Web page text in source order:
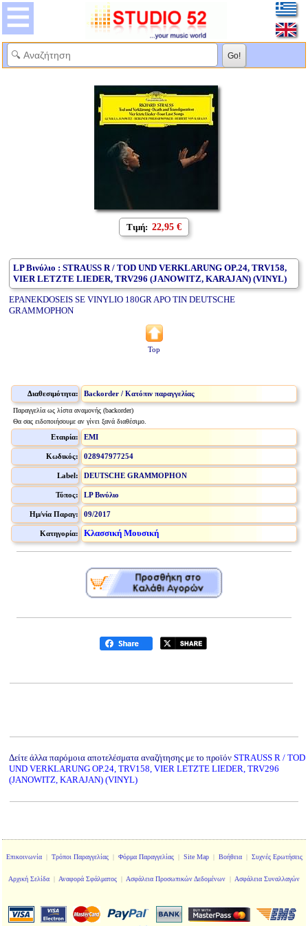
Τιμή: 22,95 €
LP Βινύλιο : STRAUSS R / TOD UND VERKLARUNG OP.24, TRV158,
VIER LETZTE LIEDER, TRV296 (JANOWITZ, KARAJAN) (VINYL)
EPANEKDOSEIS SE VINYLIO 180GR APO TIN DEUTSCHE
GRAMMOPHON
Top
Διαθεσιμότητα: Backorder / Κατόπιν παραγγελίας
Παραγγελία ως λίστα αναμονής (backorder)
Θα σας ειδοποιήσουμε αν γίνει ξανά διαθέσιμο.
Εταιρία: EMI
Κωδικός: 028947977254
Label: DEUTSCHE GRAMMOPHON
Τύπος: LP Βινύλιο
Ημ/νία Παραγ: 09/2017
Κατηγορία: Κλασσική Μουσική
Δείτε άλλα παρόμοια αποτελέσματα αναζήτησης με το προϊόν STRAUSS R / TOD
UND VERKLARUNG OP.24, TRV158, VIER LETZTE LIEDER, TRV296
(JANOWITZ, KARAJAN) (VINYL)
Επικοινωνία| Τρόποι Παραγγελίας| Φόρμα Παραγγελίας| Site Map| Βοήθεια| Συχνές Ερωτήσεις
Αρχική Σελίδα | Αναφορά Σφάλματος | Ασφάλεια Προσωπικών Δεδομένων | Ασφάλεια Συναλλαγών